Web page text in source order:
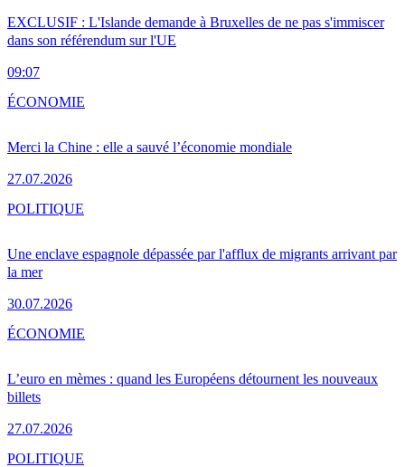
EXCLUSIF : L'Islande demande à Bruxelles de ne pas s'immiscer
dans son référendum sur l'UE
09:07
Merci la Chine : elle a sauvé l’économie mondiale
27.07.2026
ÉCONOMIE
Une enclave espagnole dépassée par l'afflux de migrants arrivant par
la mer
30.07.2026
POLITIQUE
L’euro en mèmes : quand les Européens détournent les nouveaux
billets
27.07.2026
ÉCONOMIE
POLITIQUE